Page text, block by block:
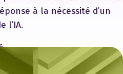
à la nécessité d’un
l’IA.